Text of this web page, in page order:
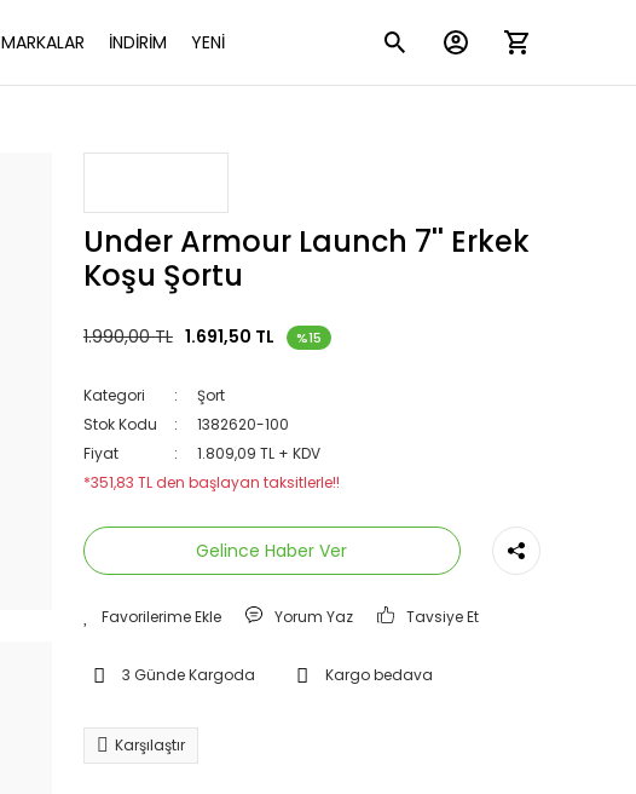
MARKALAR İNDİRİM YENİ
Under Armour Launch 7'' Erkek
Koşu Şortu
1.990,00 TL 1.691,50 TL %15
Kategori
Şort
Stok Kodu
1382620-100
Fiyat
1.809,09 TL + KDV
*351,83 TL den başlayan taksitlerle!!
Gelince Haber Ver
Yorum Yaz Tavsiye Et
3 Günde Kargoda Kargo bedava
Karşılaştır